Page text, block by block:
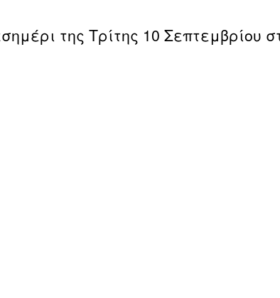
της Τρίτης 10 Σεπτεμβρίου